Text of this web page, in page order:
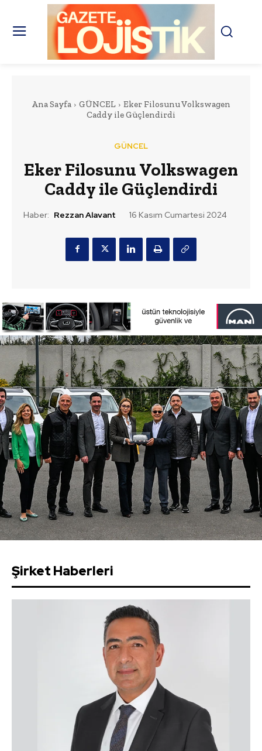
Ana Sayfa GÜNCEL
Eker Filosunu Volkswagen
Caddy ile Güçlendirdi
GÜNCEL
Eker Filosunu Volkswagen
Caddy ile Güçlendirdi
Haber: Rezzan Alavant 16 Kasım Cumartesi 2024
Şirket Haberleri